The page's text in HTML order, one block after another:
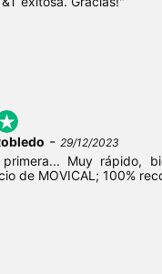
- 29/12/2023
Muy rápido,
de MOVICAL; 100%